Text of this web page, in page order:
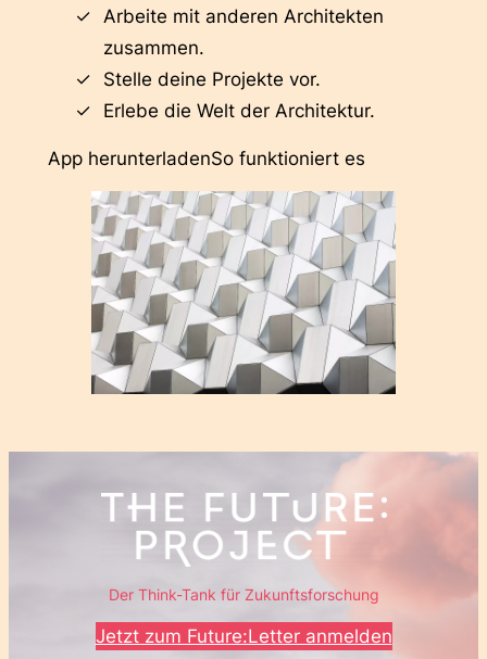
Arbeite mit anderen Architekten
zusammen.
Stelle deine Projekte vor.
Erlebe die Welt der Architektur.
App herunterladenSo funktioniert es
Der Think-Tank für Zukunftsforschung
Jetzt zum Future:Letter anmelden